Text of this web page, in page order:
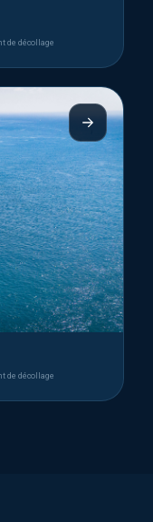
de décollage
de décollage